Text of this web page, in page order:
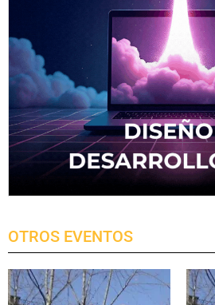
OTROS EVENTOS